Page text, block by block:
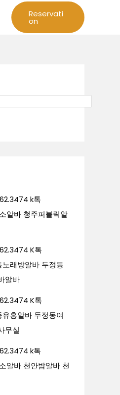
Reservati
on
k톡
알바 청주퍼블릭알
K톡
래방알바 두정동
알바
K톡
흥알바 두정동여
무실
k톡
알바 천안밤알바 천